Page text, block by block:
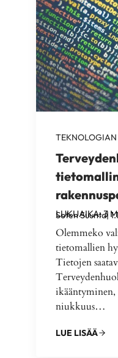
Soten Suunta|
LUKUAIKA:3
Olemmeko
tietomallien
Tietojen
ikääntyminen,
niukkuus…
LUE LISÄÄ